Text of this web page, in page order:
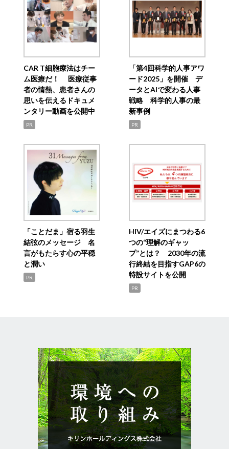
CAR T細胞療法はチー
ム医療だ！ 医療従事
者の情熱、患者さんの
思いを伝えるドキュメ
ンタリー動画を公開中
PR
「第4回科学的人事アワ
ード2025」を開催 デ
ータとAIで変わる人事
戦略 科学的人事の最
新事例
PR
「ことだま」宿る羽生
結弦のメッセージ 名
言がもたらす心の平穏
と潤い
PR
HIV/エイズにまつわる6
つの“理解のギャッ
プ”とは？ 2030年の流
行終結を目指すGAP6の
特設サイトを公開
PR